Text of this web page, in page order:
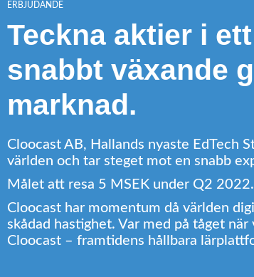
ERBJUDANDE
Teckna aktier i
snabbt växande
marknad.
Cloocast AB, Hallands nyaste EdTech
världen och tar steget mot en snabb
Målet att resa 5 MSEK under Q2 2022.
Cloocast har momentum då världen
skådad hastighet. Var med på tåget
Cloocast – framtidens hållbara